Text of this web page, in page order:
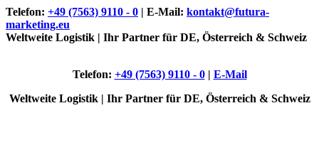
Telefon: +49 (7563) 9110 - 0 | E-Mail: kontakt@futura-
marketing.eu
Weltweite Logistik | Ihr Partner für DE, Österreich & Schweiz
Telefon: +49 (7563) 9110 - 0| E-Mail
Weltweite Logistik | Ihr Partner für DE, Österreich & Schweiz